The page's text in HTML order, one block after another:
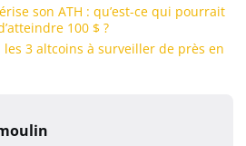
son ATH : qu’est-ce qui pourrait
100 $ ?
: les 3 altcoins à surveiller de près en